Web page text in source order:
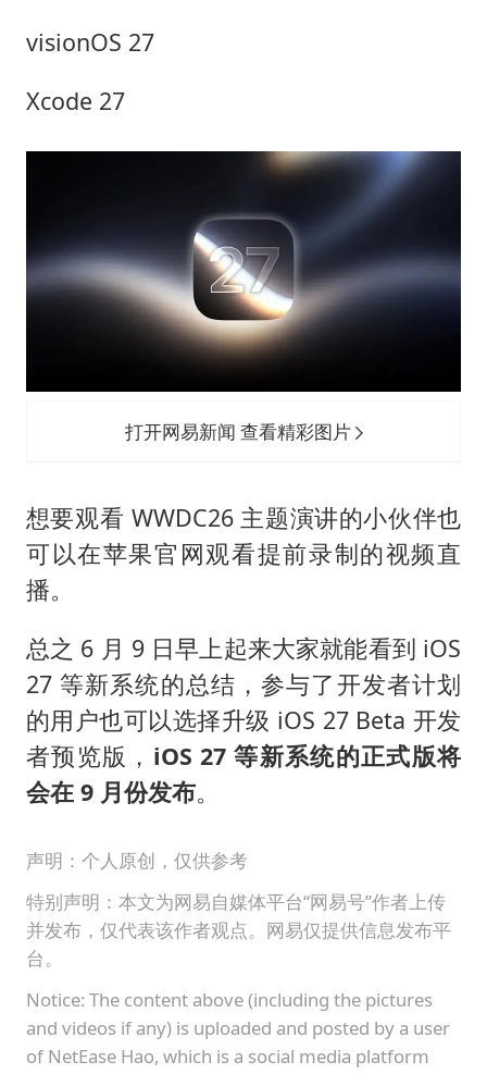
visionOS 27
Xcode 27
打开网易新闻 查看精彩图片
想要观看 WWDC26 主题演讲的小伙伴也
可以在苹果官网观看提前录制的视频直
播。
总之 6 月 9 日早上起来大家就能看到 iOS
27 等新系统的总结，参与了开发者计划
的用户也可以选择升级 iOS 27 Beta 开发
者预览版， iOS 27 等新系统的正式版将
会在 9 月份发布。
声明：个人原创，仅供参考
特别声明：本文为网易自媒体平台“网易号”作者上传
并发布，仅代表该作者观点。网易仅提供信息发布平
台。
Notice: The content above (including the pictures
and videos if any) is uploaded and posted by a user
of NetEase Hao, which is a social media platform